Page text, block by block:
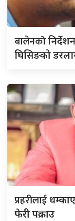
बालेनको
घिसिङको
प्रहरीलाई
फेरी पक्राउ